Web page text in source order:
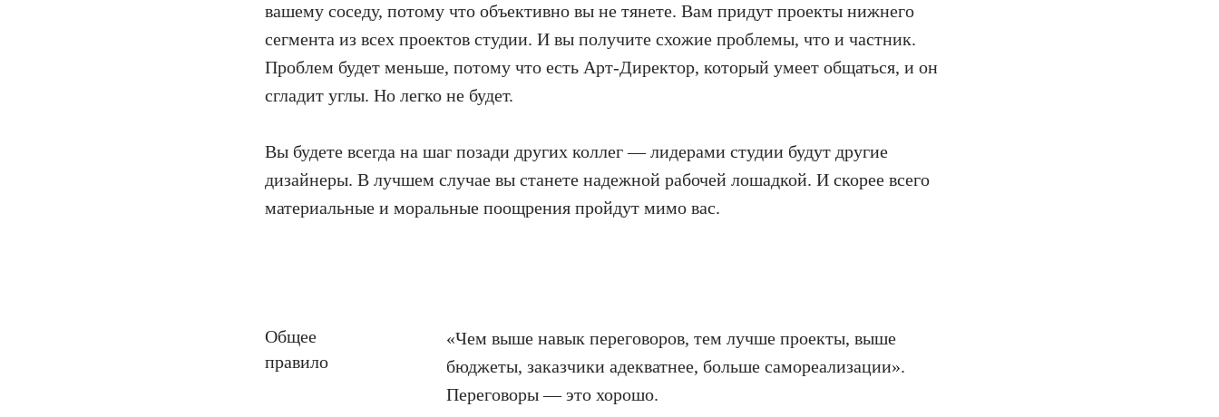
вашему соседу, потому что объективно вы не тянете. Вам придут проекты нижнего
сегмента из всех проектов студии. И вы получите схожие проблемы, что и частник.
Проблем будет меньше, потому что есть Арт-Директор, который умеет общаться, и он
сгладит углы. Но легко не будет.
Вы будете всегда на шаг позади других коллег — лидерами студии будут другие
дизайнеры. В лучшем случае вы станете надежной рабочей лошадкой. И скорее всего
материальные и моральные поощрения пройдут мимо вас.
Общее
правило
«Чем выше навык переговоров, тем лучше проекты, выше
бюджеты, заказчики адекватнее, больше самореализации».
Переговоры — это хорошо.